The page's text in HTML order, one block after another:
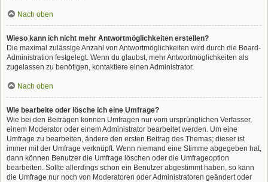
Nach oben
Wieso kann ich nicht mehr Antwortmöglichkeiten erstellen?
Die maximal zulässige Anzahl von Antwortmöglichkeiten wird durch die Board-
Administration festgelegt. Wenn du glaubst, mehr Antwortmöglichkeiten als
zugelassen zu benötigen, kontaktiere einen Administrator.
Nach oben
Wie bearbeite oder lösche ich eine Umfrage?
Wie bei den Beiträgen können Umfragen nur vom ursprünglichen Verfasser,
einem Moderator oder einem Administrator bearbeitet werden. Um eine
Umfrage zu bearbeiten, ändere den ersten Beitrag des Themas; dieser ist
immer mit der Umfrage verknüpft. Wenn niemand eine Stimme abgegeben hat,
dann können Benutzer die Umfrage löschen oder die Umfrageoption
bearbeiten. Sollte allerdings schon ein Benutzer abgestimmt haben, so kann
die Umfrage nur noch von Moderatoren oder Administratoren geändert oder